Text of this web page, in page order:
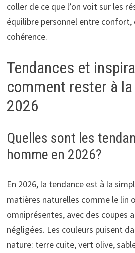
coller de ce que l’on voit sur les
équilibre personnel entre
cohérence.
Tendances et
comment rester à
2026
Quelles sont les
homme en 2026?
En 2026, la tendance est à la
matières naturelles comme le lin
omniprésentes, avec des coupes
négligées. Les couleurs puisent
nature: terre cuite, vert olive,